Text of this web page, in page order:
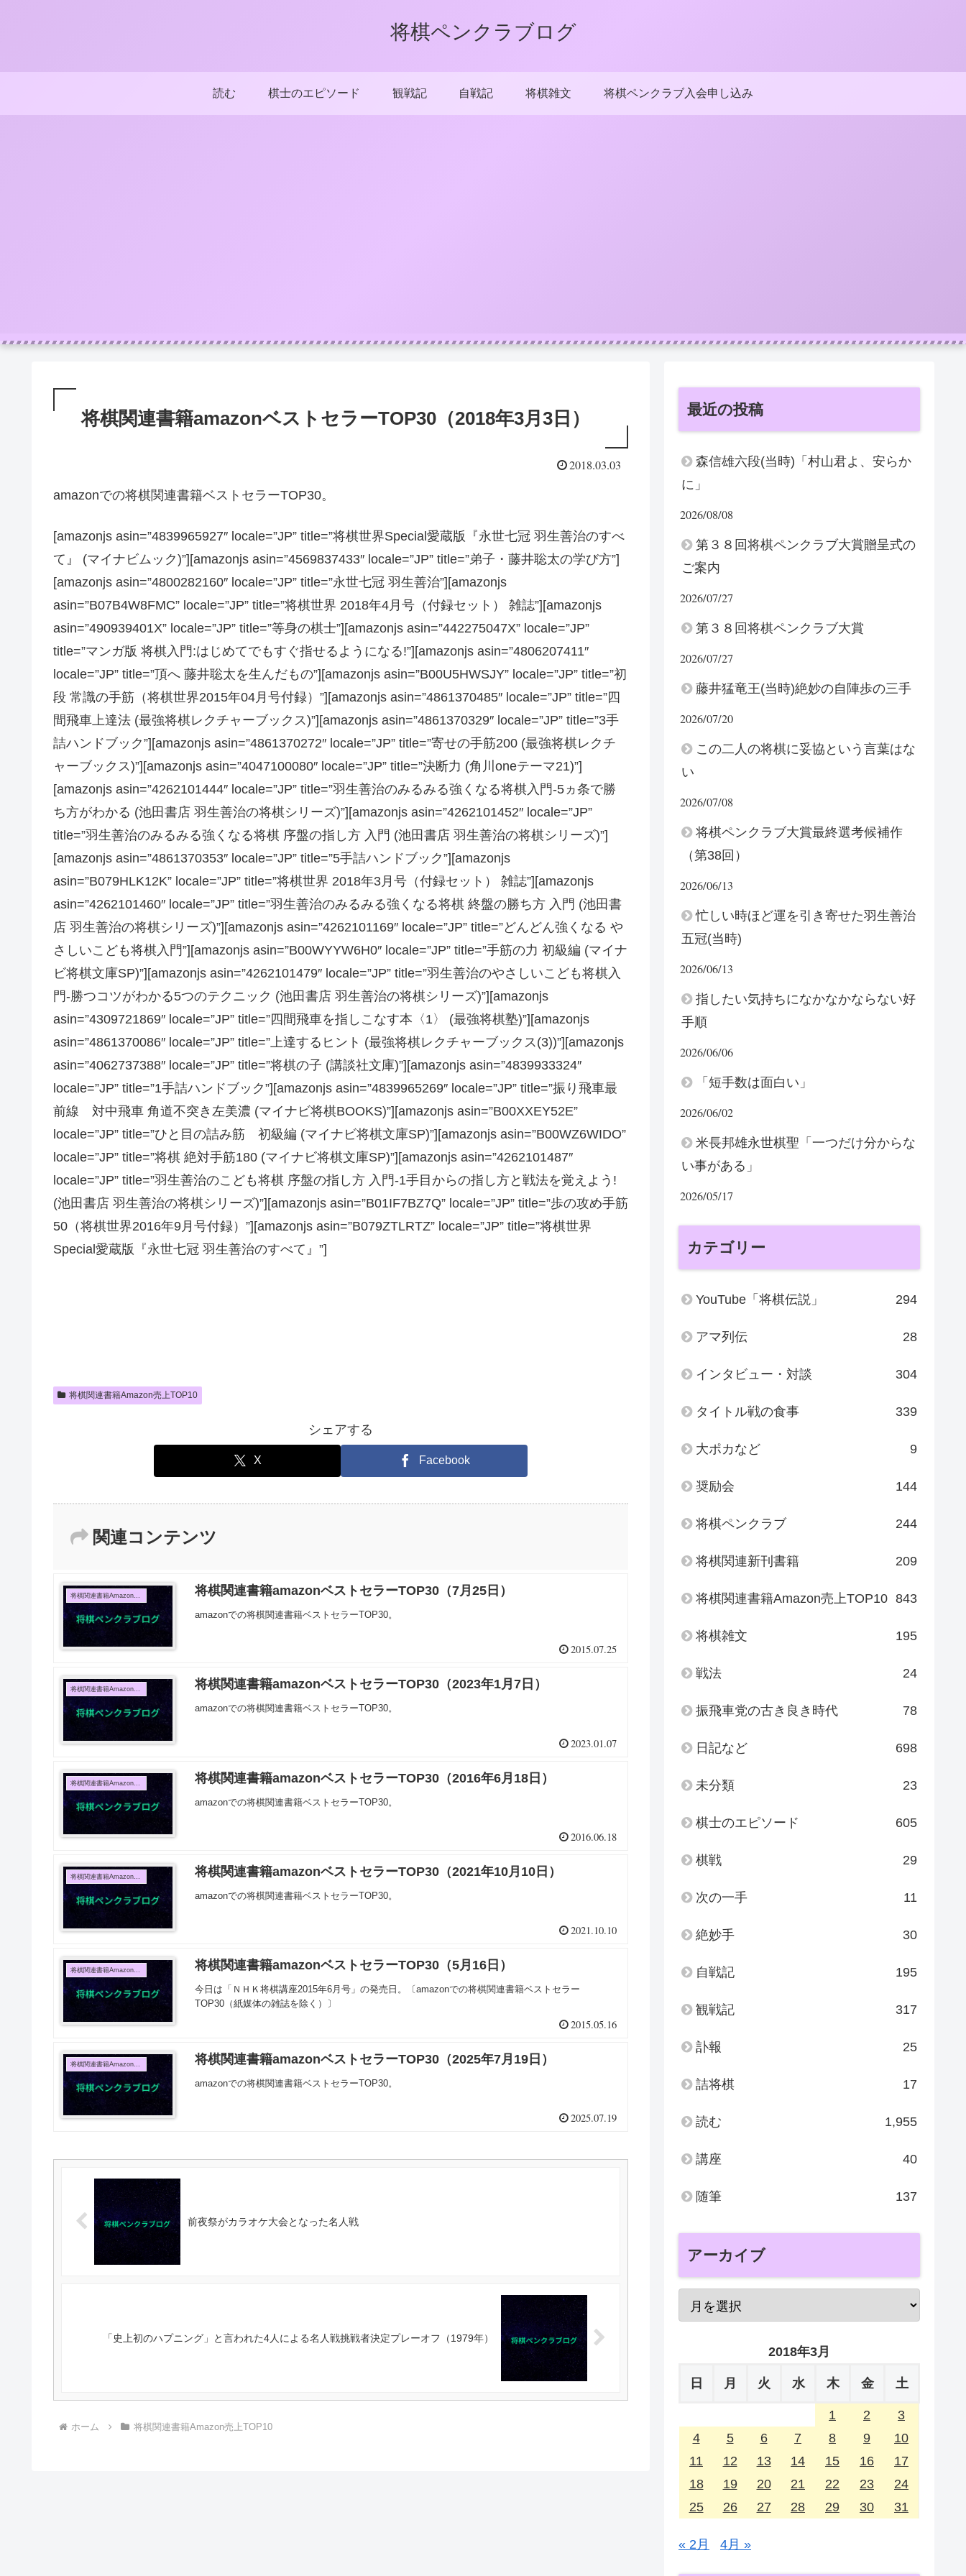
将棋ペンクラブログ
読む 棋士のエピソード 観戦記 自戦記 将棋雑文 将棋ペンクラブ入会申し込み
将棋関連書籍amazonベストセラーTOP30（2018年3月3日）
2018.03.03
amazonでの将棋関連書籍ベストセラーTOP30。
[amazonjs asin=”4839965927″ locale=”JP” title=”将棋世界Special愛蔵版『永世七冠 羽生善治のすべ
て』 (マイナビムック)”][amazonjs asin=”4569837433″ locale=”JP” title=”弟子・藤井聡太の学び方”]
[amazonjs asin=”4800282160″ locale=”JP” title=”永世七冠 羽生善治”][amazonjs
asin=”B07B4W8FMC” locale=”JP” title=”将棋世界 2018年4月号（付録セット） 雑誌”][amazonjs
asin=”490939401X” locale=”JP” title=”等身の棋士”][amazonjs asin=”442275047X” locale=”JP”
title=”マンガ版 将棋入門:はじめてでもすぐ指せるようになる!”][amazonjs asin=”4806207411″
locale=”JP” title=”頂へ 藤井聡太を生んだもの”][amazonjs asin=”B00U5HWSJY” locale=”JP” title=”初
段 常識の手筋（将棋世界2015年04月号付録）”][amazonjs asin=”4861370485″ locale=”JP” title=”四
間飛車上達法 (最強将棋レクチャーブックス)”][amazonjs asin=”4861370329″ locale=”JP” title=”3手
詰ハンドブック”][amazonjs asin=”4861370272″ locale=”JP” title=”寄せの手筋200 (最強将棋レクチ
ャーブックス)”][amazonjs asin=”4047100080″ locale=”JP” title=”決断力 (角川oneテーマ21)”]
[amazonjs asin=”4262101444″ locale=”JP” title=”羽生善治のみるみる強くなる将棋入門-5ヵ条で勝
ち方がわかる (池田書店 羽生善治の将棋シリーズ)”][amazonjs asin=”4262101452″ locale=”JP”
title=”羽生善治のみるみる強くなる将棋 序盤の指し方 入門 (池田書店 羽生善治の将棋シリーズ)”]
[amazonjs asin=”4861370353″ locale=”JP” title=”5手詰ハンドブック”][amazonjs
asin=”B079HLK12K” locale=”JP” title=”将棋世界 2018年3月号（付録セット） 雑誌”][amazonjs
asin=”4262101460″ locale=”JP” title=”羽生善治のみるみる強くなる将棋 終盤の勝ち方 入門 (池田書
店 羽生善治の将棋シリーズ)”][amazonjs asin=”4262101169″ locale=”JP” title=”どんどん強くなる や
さしいこども将棋入門”][amazonjs asin=”B00WYYW6H0″ locale=”JP” title=”手筋の力 初級編 (マイナ
ビ将棋文庫SP)”][amazonjs asin=”4262101479″ locale=”JP” title=”羽生善治のやさしいこども将棋入
門-勝つコツがわかる5つのテクニック (池田書店 羽生善治の将棋シリーズ)”][amazonjs
asin=”4309721869″ locale=”JP” title=”四間飛車を指しこなす本〈1〉 (最強将棋塾)”][amazonjs
asin=”4861370086″ locale=”JP” title=”上達するヒント (最強将棋レクチャーブックス(3))”][amazonjs
asin=”4062737388″ locale=”JP” title=”将棋の子 (講談社文庫)”][amazonjs asin=”4839933324″
locale=”JP” title=”1手詰ハンドブック”][amazonjs asin=”4839965269″ locale=”JP” title=”振り飛車最
前線 対中飛車 角道不突き左美濃 (マイナビ将棋BOOKS)”][amazonjs asin=”B00XXEY52E”
locale=”JP” title=”ひと目の詰み筋 初級編 (マイナビ将棋文庫SP)”][amazonjs asin=”B00WZ6WIDO”
locale=”JP” title=”将棋 絶対手筋180 (マイナビ将棋文庫SP)”][amazonjs asin=”4262101487″
locale=”JP” title=”羽生善治のこども将棋 序盤の指し方 入門-1手目からの指し方と戦法を覚えよう!
(池田書店 羽生善治の将棋シリーズ)”][amazonjs asin=”B01IF7BZ7Q” locale=”JP” title=”歩の攻め手筋
50（将棋世界2016年9月号付録）”][amazonjs asin=”B079ZTLRTZ” locale=”JP” title=”将棋世界
Special愛蔵版『永世七冠 羽生善治のすべて』”]
将棋関連書籍Amazon売上TOP10
シェアする
X Facebook
関連コンテンツ
将棋関連書籍amazonベストセラーTOP30（7月25日）
amazonでの将棋関連書籍ベストセラーTOP30。
2015.07.25
将棋関連書籍Amazon売上TOP10 将棋関連書籍amazonベストセラーTOP30（2023年1月7日）
amazonでの将棋関連書籍ベストセラーTOP30。
2023.01.07
将棋関連書籍amazonベストセラーTOP30（2016年6月18日）
amazonでの将棋関連書籍ベストセラーTOP30。
2016.06.18
将棋関連書籍Amazon売上TOP10 将棋関連書籍amazonベストセラーTOP30（2021年10月10日）
amazonでの将棋関連書籍ベストセラーTOP30。
2021.10.10
将棋関連書籍Amazon売上TOP10 将棋関連書籍amazonベストセラーTOP30（5月16日）
今日は「ＮＨＫ将棋講座2015年6月号」の発売日。〔amazonでの将棋関連書籍ベストセラー
TOP30（紙媒体の雑誌を除く）〕
2015.05.16
将棋関連書籍amazonベストセラーTOP30（2025年7月19日）
amazonでの将棋関連書籍ベストセラーTOP30。
2025.07.19
前夜祭がカラオケ大会となった名人戦
「史上初のハプニング」と言われた4人による名人戦挑戦者決定プレーオフ（1979年）
ホーム 将棋関連書籍Amazon売上TOP10
最近の投稿
森信雄六段(当時)「村山君よ、安らか
に」
2026/08/08
第３８回将棋ペンクラブ大賞贈呈式の
ご案内
2026/07/27
第３８回将棋ペンクラブ大賞
2026/07/27
藤井猛竜王(当時)絶妙の自陣歩の三手
2026/07/20
この二人の将棋に妥協という言葉はな
い
2026/07/08
将棋ペンクラブ大賞最終選考候補作
（第38回）
2026/06/13
忙しい時ほど運を引き寄せた羽生善治
五冠(当時)
2026/06/13
指したい気持ちになかなかならない好
手順
2026/06/06
「短手数は面白い」
2026/06/02
米長邦雄永世棋聖「一つだけ分からな
い事がある」
2026/05/17
カテゴリー
YouTube「将棋伝説」 294
アマ列伝 28
インタビュー・対談 304
タイトル戦の食事 339
大ポカなど 9
奨励会 144
将棋ペンクラブ 244
将棋関連新刊書籍 209
将棋関連書籍Amazon売上TOP10 843
将棋雑文 195
戦法 24
振飛車党の古き良き時代 78
日記など 698
未分類 23
棋士のエピソード 605
棋戦 29
次の一手 11
絶妙手 30
自戦記 195
観戦記 317
訃報 25
詰将棋 17
読む 1,955
講座 40
随筆 137
アーカイブ
2018年3月
日 月 火 水 木 金 土
1 2
3
4
5 6 7 8 9
10
11
12 13 14 15 16
17
18
19 20 21 22 23
24
25
26 27 28 29 30 31
« 2月 4月 »